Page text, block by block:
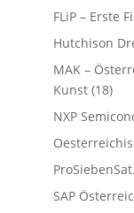
FLiP – Erste
Hutchison
MAK –
Kunst(18)
NXP
SAP